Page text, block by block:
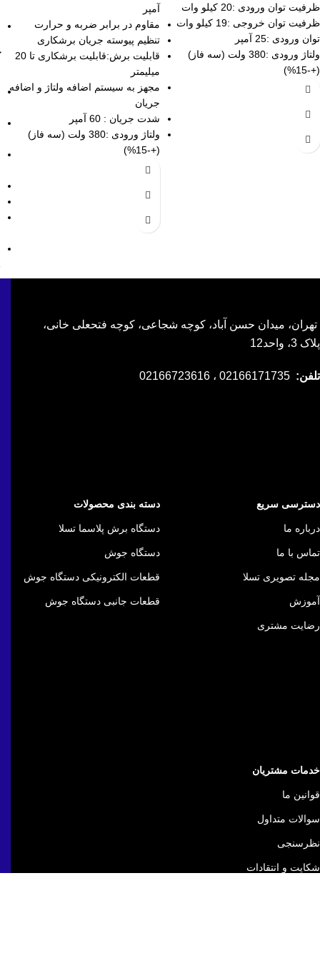
ظرفیت توان ورودی :20 کیلو وات
ظرفیت توان خروجی :19 کیلو وات
توان ورودی :25 آمپر
ولتاژ ورودی :380 ولت (سه فاز)
(+-15%)
آمپر
مقاوم در برابر ضربه و حرارت
تنظیم پیوسته جریان برشکاری
قابلیت برش:قابلیت برشکاری تا 20
میلیمتر
مجهز به سیستم اضافه ولتاژ و اضافه
جریان
شدت جریان : 60 آمپر
ولتاژ ورودی :380 ولت (سه فاز)
(+-15%)
تهران، میدان حسن آباد، کوچه شجاعی، کوچه فتحعلی خانی،
پلاک 3، واحد12
تلفن:
دسترسی سریع
درباره ما
تماس با ما
مجله تصویری تسلا
آموزش
رضایت مشتری
دسته بندی محصولات
دستگاه برش پلاسما تسلا
دستگاه جوش
قطعات الکترونیکی دستگاه جوش
قطعات جانبی دستگاه جوش
خدمات مشتریان
قوانین ما
سوالات متداول
نظرسنجی
شکایت و انتقادات